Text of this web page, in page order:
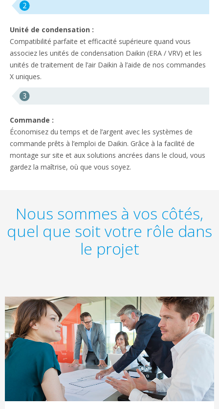
Unité de condensation :
Compatibilité parfaite et efficacité supérieure quand vous
associez les unités de condensation Daikin (ERA / VRV) et les
unités de traitement de l’air Daikin à l’aide de nos commandes
X uniques.
Commande :
Économisez du temps et de l’argent avec les systèmes de
commande prêts à l’emploi de Daikin. Grâce à la facilité de
montage sur site et aux solutions ancrées dans le cloud, vous
gardez la maîtrise, où que vous soyez.
Nous sommes à vos côtés,
quel que soit votre rôle dans
le projet